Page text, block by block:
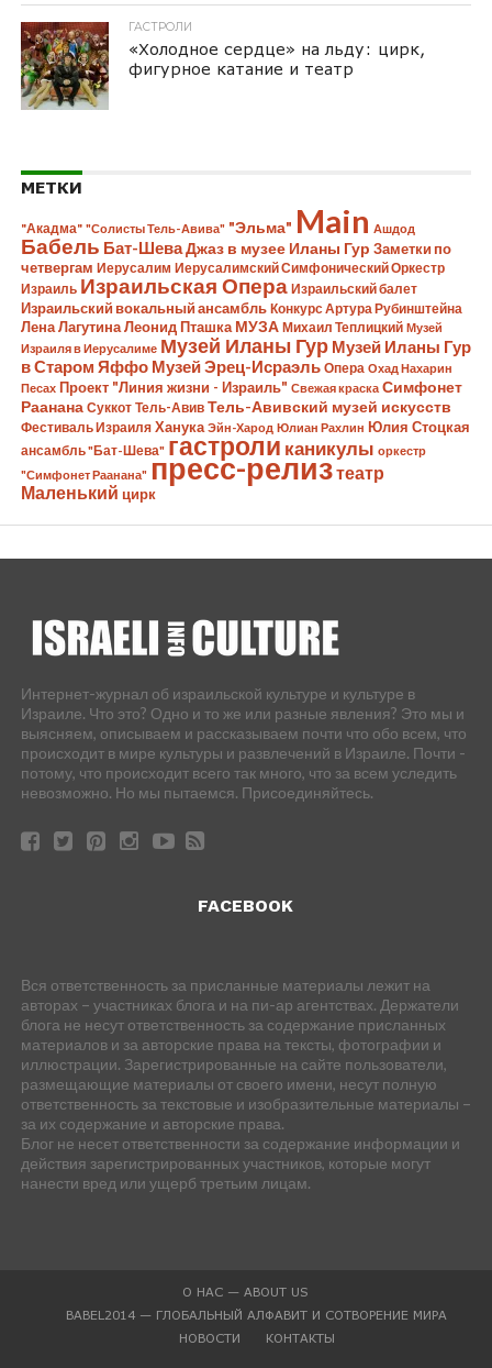
ГАСТРОЛИ
«Холодное сердце» на льду: цирк,
фигурное катание и театр
МЕТКИ
"Акадма" "Солисты Тель-Авива" "Эльма" Main Ашдод
Бабель Бат-ШеваДжаз в музее Иланы Гур Заметки по
четвергам Иерусалим Иерусалимский Симфонический Оркестр
Израиль Израильская Опера Израильский балет
Израильский вокальный ансамбль Конкурс Артура Рубинштейна
Лена Лагутина Леонид Пташка МУЗА Михаил Теплицкий Музей
Израиля в Иерусалиме Музей Иланы Гур Музей Иланы Гур
в Старом Яффо Музей Эрец-Исраэль Опера Охад Нахарин
Песах Проект "Линия жизни - Израиль" Свежая краска Симфонет
Раанана Суккот Тель-Авив Тель-Авивский музей искусств
Фестиваль Израиля Ханука Эйн-Харод Юлиан Рахлин Юлия Стоцкая
ансамбль "Бат-Шева" гастроли каникулы оркестр
"Симфонет Раанана" пресс-релизтеатр
Маленький цирк
Интернет-журнал об израильской культуре и культуре в
Израиле. Что это? Одно и то же или разные явления? Это мы и
выясняем, описываем и рассказываем почти что обо всем, что
происходит в мире культуры и развлечений в Израиле. Почти -
потому, что происходит всего так много, что за всем уследить
невозможно. Но мы пытаемся. Присоединяйтесь.
FACEBOOK
Вся ответственность за присланные материалы лежит на
авторах – участниках блога и на пи-ар агентствах. Держатели
блога не несут ответственность за содержание присланных
материалов и за авторские права на тексты, фотографии и
иллюстрации. Зарегистрированные на сайте пользователи,
размещающие материалы от своего имени, несут полную
ответственность за текстовые и изобразительные материалы –
за их содержание и авторские права.
Блог не несет ответственности за содержание информации и
действия зарегистрированных участников, которые могут
нанести вред или ущерб третьим лицам.
О НАС — ABOUT US
BABEL2014 — ГЛОБАЛЬНЫЙ АЛФАВИТ И СОТВОРЕНИЕ МИРА
НОВОСТИ
КОНТАКТЫ